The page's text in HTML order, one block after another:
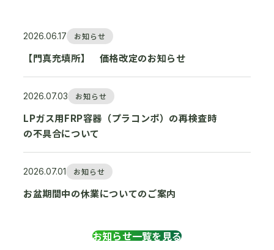
2026.06.17 お知らせ
【門真充填所】 価格改定のお知らせ
2026.07.03 お知らせ
LPガス用FRP容器（プラコンポ）の再検査時
の不具合について
2026.07.01 お知らせ
お盆期間中の休業についてのご案内
お知らせ一覧を見る